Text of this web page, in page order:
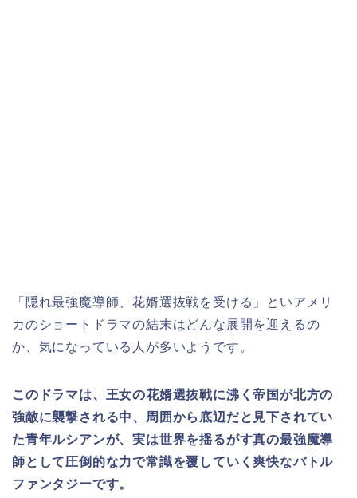
「隠れ最強魔導師、花婿選抜戦を受ける」といアメリ
カのショートドラマの結末はどんな展開を迎えるの
か、気になっている人が多いようです。
このドラマは、王女の花婿選抜戦に沸く帝国が北方の
強敵に襲撃される中、周囲から底辺だと見下されてい
た青年ルシアンが、実は世界を揺るがす真の最強魔導
師として圧倒的な力で常識を覆していく爽快なバトル
ファンタジーです。